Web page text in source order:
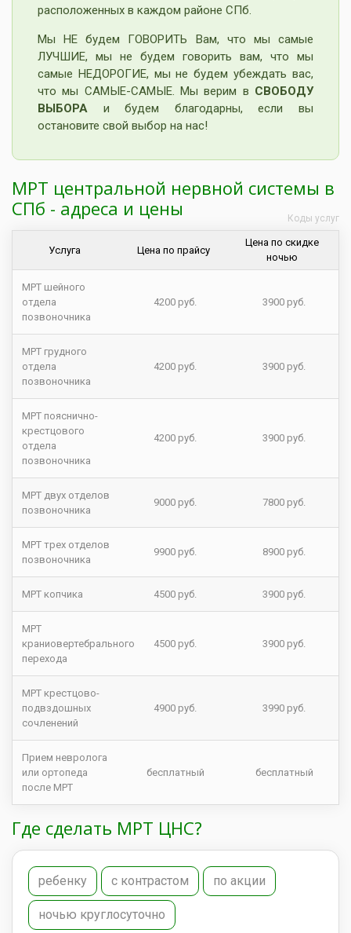
расположенных в каждом районе СПб.
Мы НЕ будем ГОВОРИТЬ Вам, что мы самые
ЛУЧШИЕ, мы не будем говорить вам, что мы
самые НЕДОРОГИЕ, мы не будем убеждать вас,
что мы САМЫЕ-САМЫЕ. Мы верим в СВОБОДУ
ВЫБОРА и будем благодарны, если вы
остановите свой выбор на нас!
МРТ центральной нервной системы в
СПб - адреса и цены
Услуга Цена по прайсу
Цена по скидке
ночью
МРТ шейного
отдела
позвоночника
4200 руб. 3900 руб.
МРТ грудного
отдела
позвоночника
4200 руб. 3900 руб.
МРТ пояснично-
крестцового
отдела
позвоночника
4200 руб. 3900 руб.
МРТ двух отделов
позвоночника
9000 руб. 7800 руб.
МРТ трех отделов
позвоночника
9900 руб. 8900 руб.
МРТ копчика 4500 руб. 3900 руб.
МРТ
краниовертебрального
перехода
4500 руб. 3900 руб.
МРТ крестцово-
подвздошных
сочленений
4900 руб. 3990 руб.
Прием невролога
или ортопеда
после МРТ
бесплатный бесплатный
Коды услуг
Где сделать МРТ ЦНС?
ребенку с контрастом по акции
ночью круглосуточно